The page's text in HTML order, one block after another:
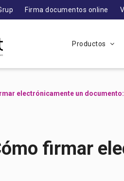
Firma documentos online
Productos
electrónicamente un
firmar